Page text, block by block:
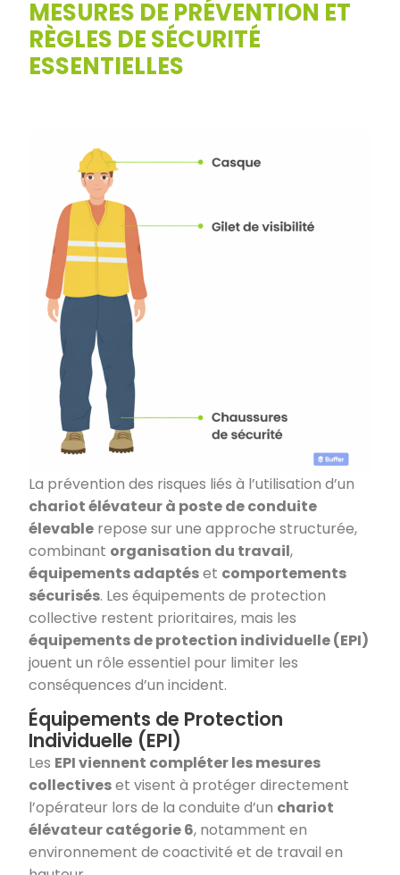
MESURES DE PRÉVENTION ET
RÈGLES DE SÉCURITÉ
ESSENTIELLES
La prévention des risques liés à l’utilisation d’un
chariot élévateur à poste de conduite
élevable repose sur une approche structurée,
combinant organisation du travail,
équipements adaptéset comportements
sécurisés. Les équipements de protection
collective restent prioritaires, mais les
équipements de protection individuelle (EPI)
jouent un rôle essentiel pour limiter les
conséquences d’un incident.
Équipements de Protection
Individuelle (EPI)
Les EPI viennent compléter les mesures
collectiveset visent à protéger directement
l’opérateur lors de la conduite d’un chariot
élévateur catégorie 6, notamment en
environnement de coactivité et de travail en